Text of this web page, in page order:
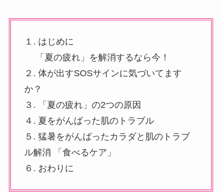
１. はじめに
「夏の疲れ」を解消するなら今！
２. 体が出すSOSサインに気づいてます
か？
３. 「夏の疲れ」の2つの原因
４. 夏をがんばった肌のトラブル
５. 猛暑をがんばったカラダと肌のトラブ
ル解消 「食べるケア」
６. おわりに